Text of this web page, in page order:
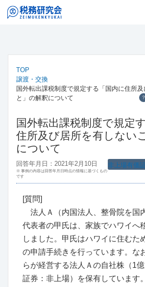
TOP
譲渡・交換
国外転出課税制度で規定する「国内に住所
と」の解釈について
？
国外転出課税制度で規定
住所及び居所を有しない
について
非上場有価
回答年月日：2021年2月10日
※ 事例の内容は回答年月日時点の情報に基づくもの
です
[質問]
法人Ａ（内国法人、整骨院を国
代表者の甲氏は、家族でハワイへ
しました。甲氏はハワイに住むた
の申請手続きを行っています。な
らが経営する法人Ａの自社株（1
証券：非上場）を保有しています。